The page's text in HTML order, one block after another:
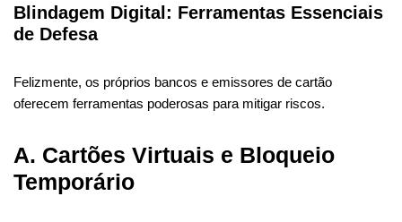
Blindagem Digital: Ferramentas Essenciais
de Defesa
Felizmente, os próprios bancos e emissores de cartão
oferecem ferramentas poderosas para mitigar riscos.
A. Cartões Virtuais e Bloqueio
Temporário